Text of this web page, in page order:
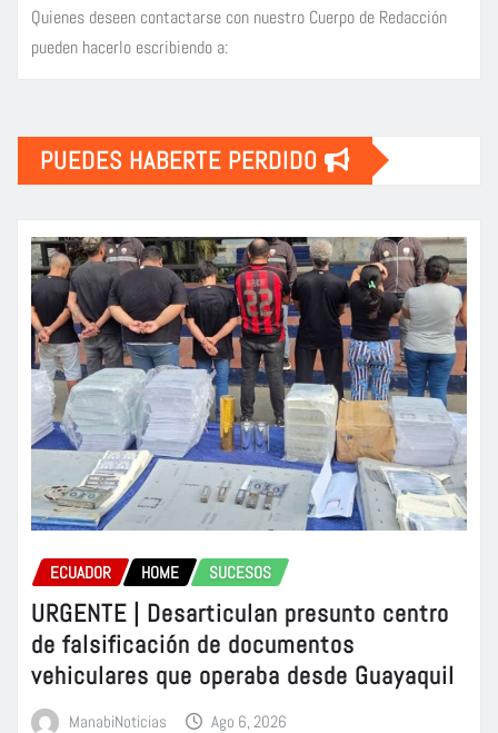
Quienes deseen contactarse con nuestro Cuerpo de Redacción
pueden hacerlo escribiendo a:
PUEDES HABERTE PERDIDO
ECUADOR HOME SUCESOS
URGENTE | Desarticulan presunto centro
de falsificación de documentos
vehiculares que operaba desde Guayaquil
ManabiNoticias Ago 6, 2026